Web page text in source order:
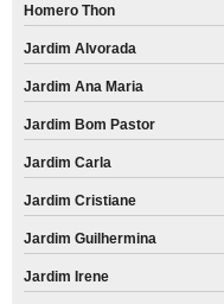
Homero Thon
Jardim Alvorada
Jardim Ana Maria
Jardim Bom Pastor
Jardim Carla
Jardim Cristiane
Jardim Guilhermina
Jardim Irene